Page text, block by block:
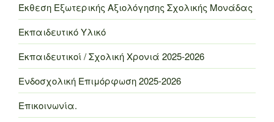
Έκθεση Εξωτερικής Αξιολόγησης Σχολικής Μονάδας
Εκπαιδευτικό Υλικό
Εκπαιδευτικοί / Σχολική Χρονιά 2025-2026
Ενδοσχολική Επιμόρφωση 2025-2026
Επικοινωνία.